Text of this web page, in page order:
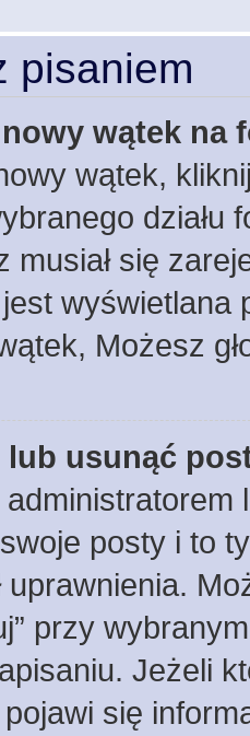
pisaniem
wątek na
wątek,
działu
musiał się
wyświetlana
Możesz
lub usunąć
posty i to
uprawnienia.
przy
Jeżeli
się